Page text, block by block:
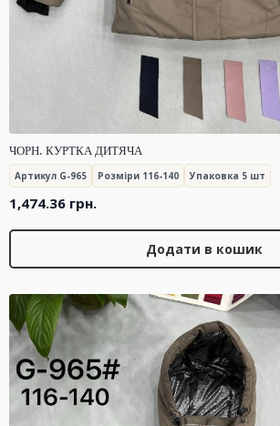
ЧОРН. КУРТКА ДИТЯЧА
Артикул G-965 Розміри 116-140 Упаковка 5 шт
1,474.36 грн.
Додати в кошик